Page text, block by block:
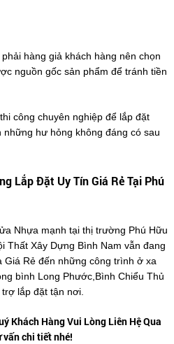
hàng giả khách hàng nên chọn
nguồn gốc sản phẩm để tránh tiền
chuyên nghiệp để lắp đặt
hư hỏng không đáng có sau
Lắp Đặt Uy Tín Giá Rẻ Tại Phú
Nhựa mạnh tại thị trường Phú Hữu
Thất Xây Dựng Bình Nam vẫn đang
Rẻ đến những công trình ở xa
bình Long Phước,Bình Chiểu Thủ
lắp đặt tận nơi.
Khách Hàng Vui Lòng Liên Hệ Qua
vấn chi tiết nhé!